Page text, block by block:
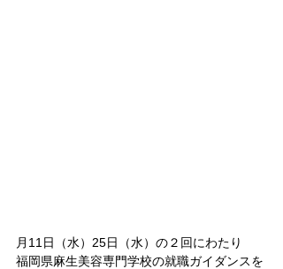
月11日（水）25日（水）の２回にわたり
福岡県麻生美容専門学校の就職ガイダンスを